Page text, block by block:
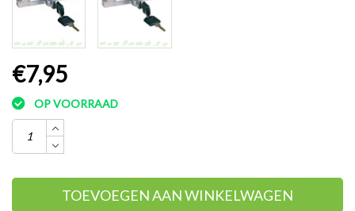
€7,95
OP VOORRAAD
TOEVOEGEN AAN WINKELWAGEN